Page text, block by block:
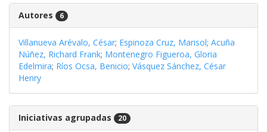
Autores 6
Villanueva Arévalo, César; Espinoza Cruz, Marisol; Acuña
Núñez, Richard Frank; Montenegro Figueroa, Gloria
Edelmira; Ríos Ocsa, Benicio; Vásquez Sánchez, César
Henry
Iniciativas agrupadas 20